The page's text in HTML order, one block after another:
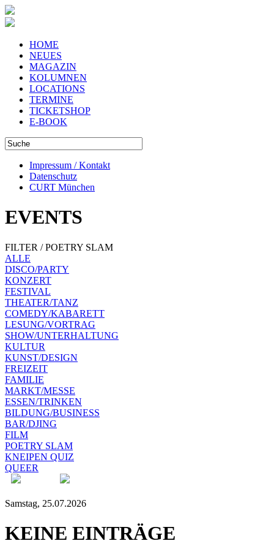
HOME
NEUES
MAGAZIN
KOLUMNEN
LOCATIONS
TERMINE
TICKETSHOP
E-BOOK
Impressum / Kontakt
Datenschutz
CURT München
EVENTS
FILTER / POETRY SLAM
ALLE
DISCO/PARTY
KONZERT
FESTIVAL
THEATER/TANZ
COMEDY/KABARETT
LESUNG/VORTRAG
SHOW/UNTERHALTUNG
KULTUR
KUNST/DESIGN
FREIZEIT
FAMILIE
MARKT/MESSE
ESSEN/TRINKEN
BILDUNG/BUSINESS
BAR/DJING
FILM
POETRY SLAM
KNEIPEN QUIZ
QUEER
Samstag, 25.07.2026
KEINE EINTRÄGE